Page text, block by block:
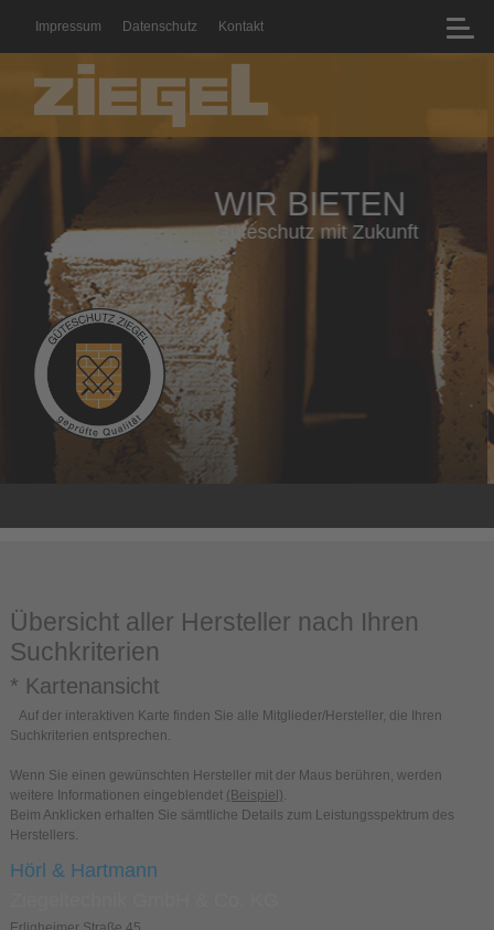
Impressum Datenschutz Kontakt
WIR BIETEN
Geprüfte Qualität mit Zertifikat
Übersicht aller Hersteller nach Ihren
Suchkriterien
* Kartenansicht
Auf der interaktiven Karte finden Sie alle Mitglieder/Hersteller, die Ihren
Suchkriterien entsprechen.
Wenn Sie einen gewünschten Hersteller mit der Maus berühren, werden
weitere Informationen eingeblendet (Beispiel).
Beim Anklicken erhalten Sie sämtliche Details zum Leistungsspektrum des
Herstellers.
Hörl & Hartmann